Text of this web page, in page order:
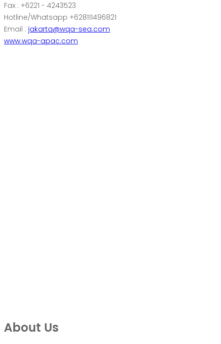
Fax : +6221 - 4243523
Hotline/Whatsapp +628111496821
Email : jakarta@wqa-sea.com
www.wqa-apac.com
About Us